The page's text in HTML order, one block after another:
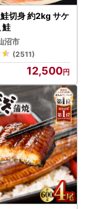
身 約2kg サケ
鮭
沼市
(2511)
12,500